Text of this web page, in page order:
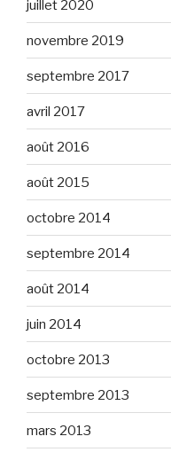
juillet 2020
novembre 2019
septembre 2017
avril 2017
août 2016
août 2015
octobre 2014
septembre 2014
août 2014
juin 2014
octobre 2013
septembre 2013
mars 2013